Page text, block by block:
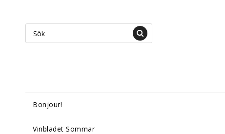
Bonjour!
Vinbladet Sommar